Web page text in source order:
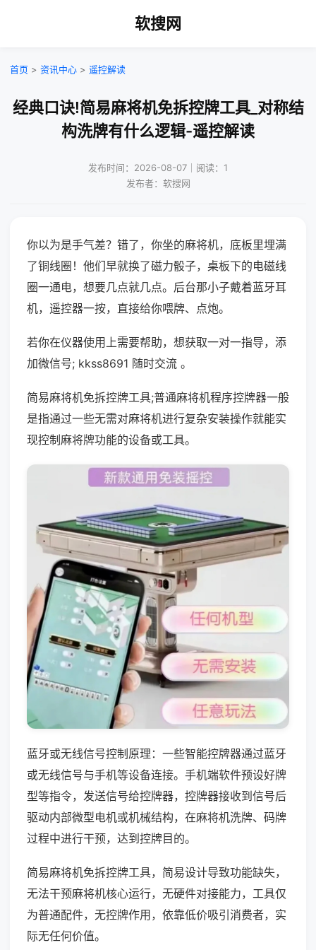
软搜网
首页 > 资讯中心 > 遥控解读
经典口诀!简易麻将机免拆控牌工具_对称结
构洗牌有什么逻辑-遥控解读
发布时间：2026-08-07｜阅读：1
发布者：软搜网
你以为是手气差？错了，你坐的麻将机，底板里埋满
了铜线圈！他们早就换了磁力骰子，桌板下的电磁线
圈一通电，想要几点就几点。后台那小子戴着蓝牙耳
机，遥控器一按，直接给你喂牌、点炮。
若你在仪器使用上需要帮助，想获取一对一指导，添
加微信号; kkss8691 随时交流 。
简易麻将机免拆控牌工具;普通麻将机程序控牌器一般
是指通过一些无需对麻将机进行复杂安装操作就能实
现控制麻将牌功能的设备或工具。
蓝牙或无线信号控制原理：一些智能控牌器通过蓝牙
或无线信号与手机等设备连接。手机端软件预设好牌
型等指令，发送信号给控牌器，控牌器接收到信号后
驱动内部微型电机或机械结构，在麻将机洗牌、码牌
过程中进行干预，达到控牌目的。
简易麻将机免拆控牌工具，简易设计导致功能缺失，
无法干预麻将机核心运行，无硬件对接能力，工具仅
为普通配件，无控牌作用，依靠低价吸引消费者，实
际无任何价值。